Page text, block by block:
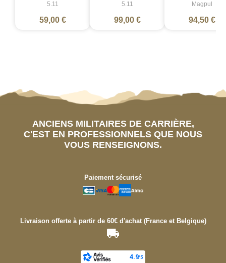
5.11
59,00 €
5.11
99,00 €
Magpul
94,50 €
ANCIENS MILITAIRES DE CARRIÈRE,
C'EST EN PROFESSIONNELS QUE NOUS
VOUS RENSEIGNONS.
Paiement sécurisé
Livraison offerte à partir de 60€ d'achat (France et Belgique)